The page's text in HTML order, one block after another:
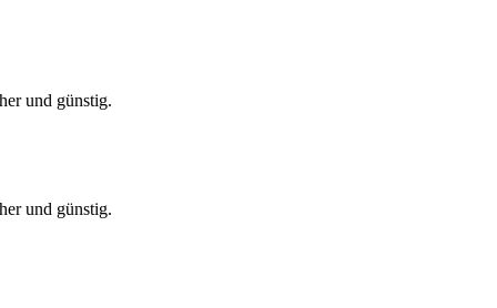
und günstig.
und günstig.